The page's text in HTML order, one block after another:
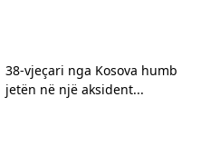
38-vjeçari nga Kosova humb
jetën në një aksident...